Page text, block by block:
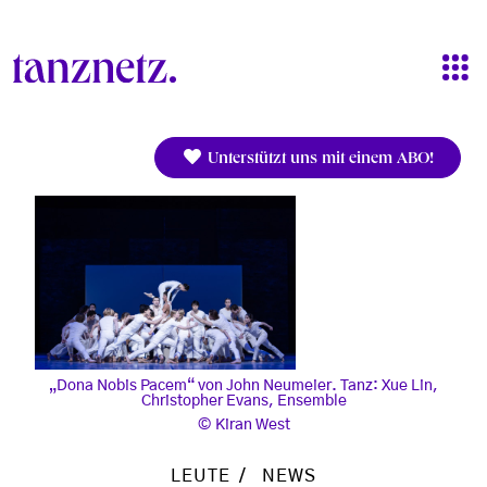
Unterstützt uns mit einem ABO!
„Dona Nobis Pacem“ von John Neumeier. Tanz: Xue Lin,
Christopher Evans, Ensemble
Kiran West
LEUTE NEWS